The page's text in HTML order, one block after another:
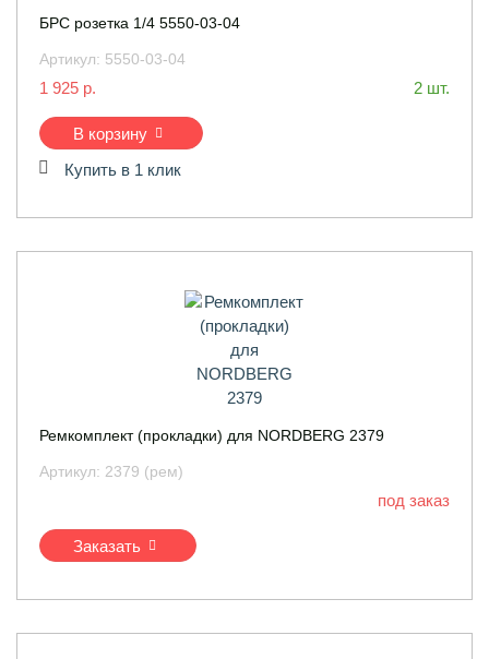
БРС розетка 1/4 5550-03-04
Артикул: 5550-03-04
1 925 р. 2 шт.
В корзину
Купить в 1 клик
Ремкомплект (прокладки) для NORDBERG 2379
Артикул: 2379 (рем)
под заказ
Заказать